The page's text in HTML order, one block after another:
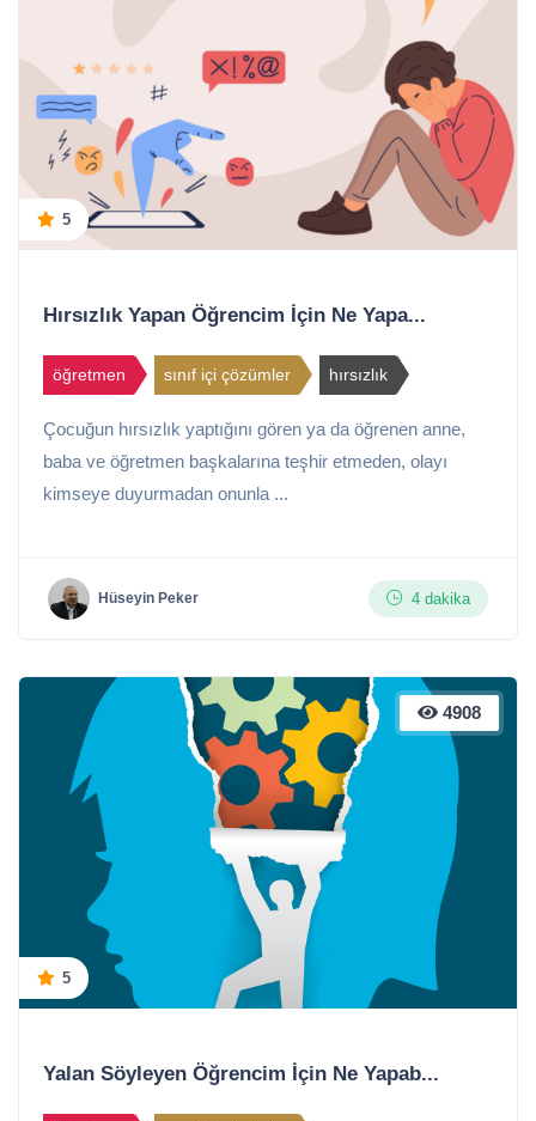
5
Hırsızlık Yapan Öğrencim İçin Ne Yapa...
öğretmen sınıf içi çözümler hırsızlık
Çocuğun hırsızlık yaptığını gören ya da öğrenen anne,
baba ve öğretmen başkalarına teşhir etmeden, olayı
kimseye duyurmadan onunla ...
Hüseyin Peker 4 dakika
4908
5
Yalan Söyleyen Öğrencim İçin Ne Yapab...